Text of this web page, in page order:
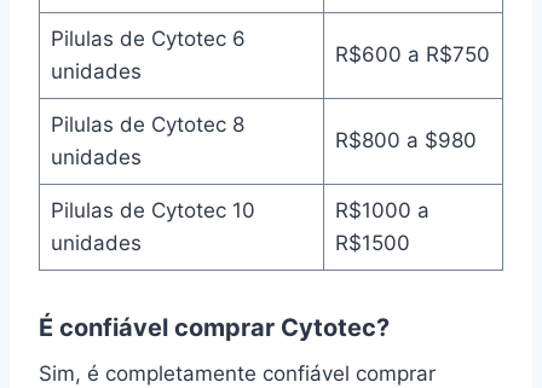
Pilulas de Cytotec 6
unidades
R$600 a R$750
Pilulas de Cytotec 8
unidades
R$800 a $980
Pilulas de Cytotec 10
unidades
R$1000 a
R$1500
É confiável comprar Cytotec?
Sim, é completamente confiável comprar